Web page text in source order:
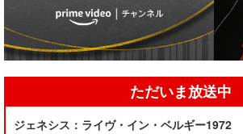
ただいま放送中
ジェネシス：ライヴ・イン・ベルギー1972